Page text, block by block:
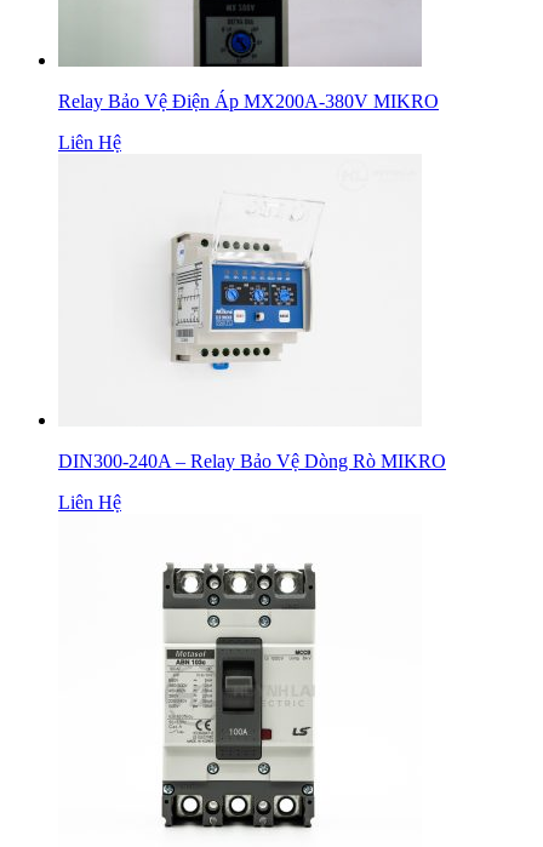
Relay Bảo Vệ Điện Áp MX200A-380V MIKRO
Liên Hệ
DIN300-240A – Relay Bảo Vệ Dòng Rò MIKRO
Liên Hệ